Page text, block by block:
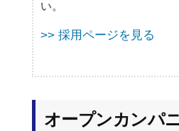
い。
>> 採用ページを見る
オープンカンパ